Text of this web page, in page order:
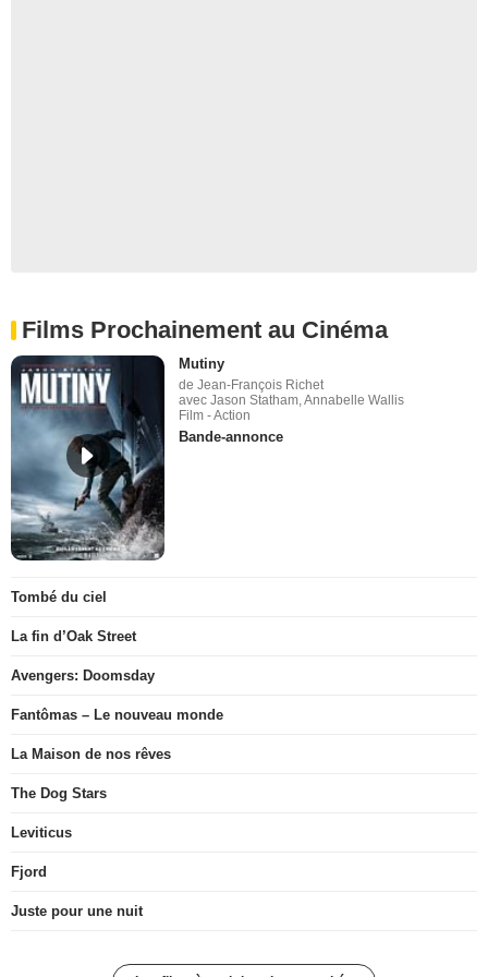
Films Prochainement au Cinéma
Mutiny
de Jean-François Richet
avec Jason Statham, Annabelle Wallis
Film - Action
Bande-annonce
Tombé du ciel
La fin d’Oak Street
Avengers: Doomsday
Fantômas – Le nouveau monde
La Maison de nos rêves
The Dog Stars
Leviticus
Fjord
Juste pour une nuit